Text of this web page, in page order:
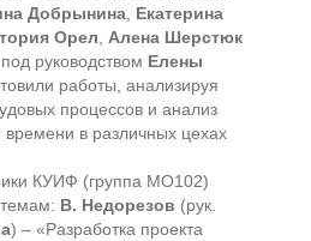
Добрынина Екатерина
Орел
Алена Шерстюк
руководством Елены
работы, анализируя
процессов и анализ
времени в различных цехах
КУИФ (группа МО102)
В. Недорезов (рук.
) – «Разработка проекта